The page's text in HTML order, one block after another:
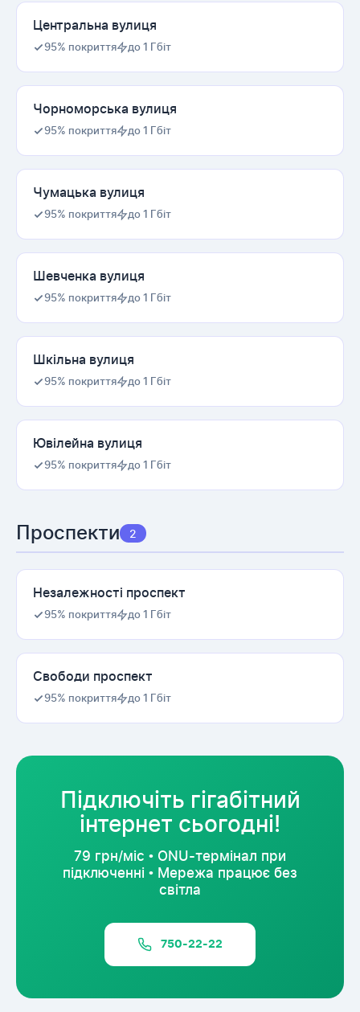
Центральна вулиця
95% покриття до 1 Гбіт
Чорноморська вулиця
95% покриття до 1 Гбіт
Чумацька вулиця
95% покриття до 1 Гбіт
Шевченка вулиця
95% покриття до 1 Гбіт
Шкільна вулиця
95% покриття до 1 Гбіт
Ювілейна вулиця
95% покриття до 1 Гбіт
Проспекти 2
Незалежності проспект
95% покриття до 1 Гбіт
Свободи проспект
95% покриття до 1 Гбіт
Підключіть гігабітний
інтернет сьогодні!
79 грн/міс • ONU-термінал при
підключенні • Мережа працює без
світла
750-22-22